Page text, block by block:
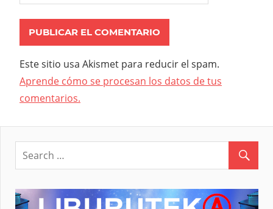
Este sitio usa Akismet para reducir el spam.
Aprende cómo se procesan los datos de tus
comentarios.